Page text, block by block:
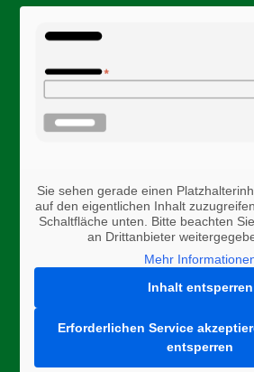
Sie sehen gerade einen
auf den eigentlichen Inhalt
Schaltfläche unten. Bitte beachten
an Drittanbieter
Mehr
Inhalt entsperren
Erforderlichen Service
entsperren